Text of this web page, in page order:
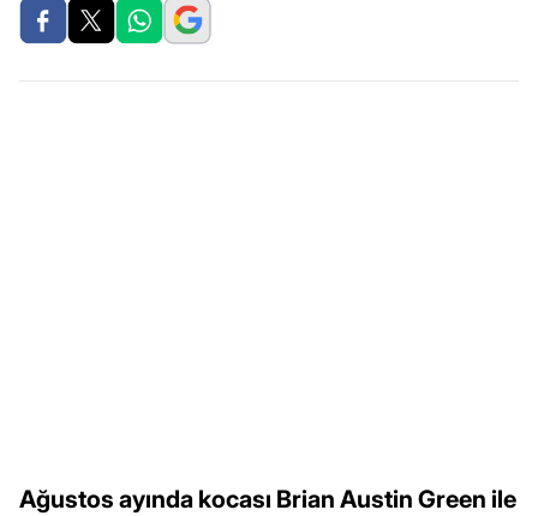
Ağustos ayında kocası Brian Austin Green ile